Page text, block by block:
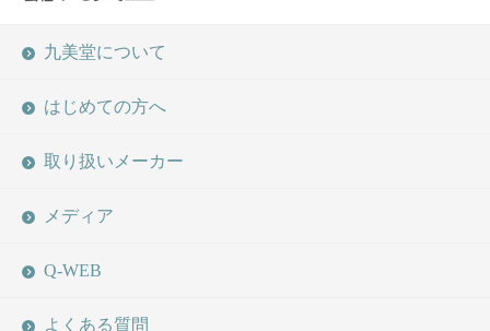
九美堂について
はじめての方へ
取り扱いメーカー
メディア
Q-WEB
よくある質問